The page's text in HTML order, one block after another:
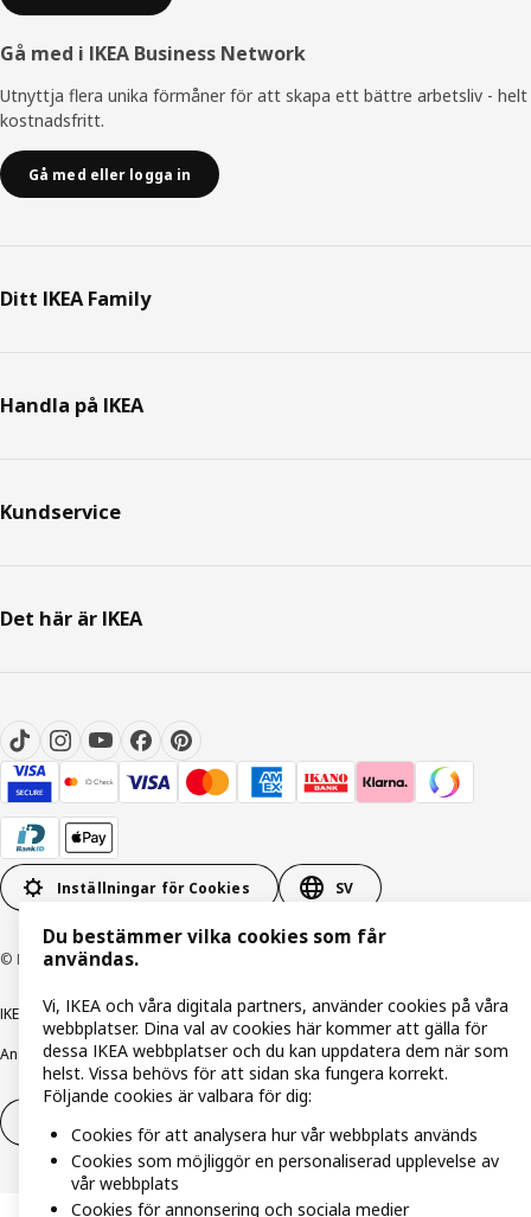
Gå med i IKEA Business Network
Utnyttja flera unika förmåner för att skapa ett bättre arbetsliv - helt
kostnadsfritt.
Gå med eller logga in
Ditt IKEA Family
Handla på IKEA
Kundservice
Det här är IKEA
Inställningar för Cookies SV
© Inter IKEA Systems B.V. 1999-2026
IKEA Family integritetspolicyIntegritetspolicyCookiepolicy
Ansvarsfullt avslöjandepolicyE-postKöp- & leveransvillkorBolagsinformation
Utöva ångerrätten för tjänster
Du bestämmer vilka cookies som får
användas.
Vi, IKEA och våra digitala partners, använder cookies på våra
webbplatser. Dina val av cookies här kommer att gälla för
dessa IKEA webbplatser och du kan uppdatera dem när som
helst. Vissa behövs för att sidan ska fungera korrekt.
Följande cookies är valbara för dig:
Cookies för att analysera hur vår webbplats används
Cookies som möjliggör en personaliserad upplevelse av
vår webbplats
Cookies för annonsering och sociala medier